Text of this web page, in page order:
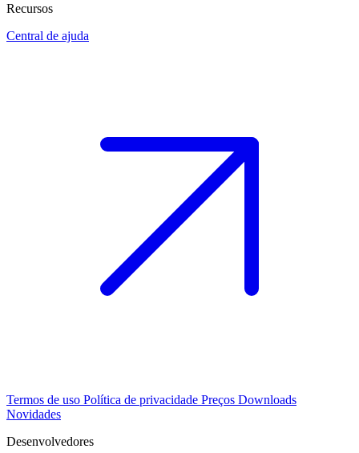
Recursos
Central de ajuda
Termos de uso Política de privacidade Preços Downloads
Novidades
Desenvolvedores